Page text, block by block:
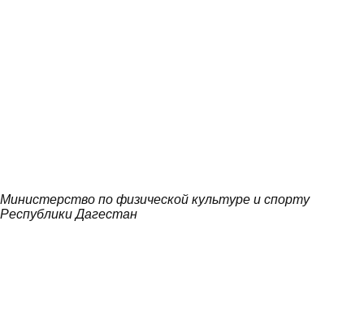
Министерство по физической культуре и спорту
Республики Дагестан